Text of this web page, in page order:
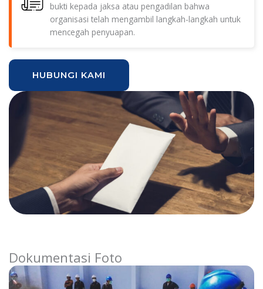
bukti kepada jaksa atau pengadilan bahwa
organisasi telah mengambil langkah-langkah untuk
mencegah penyuapan.
HUBUNGI KAMI
Dokumentasi Foto